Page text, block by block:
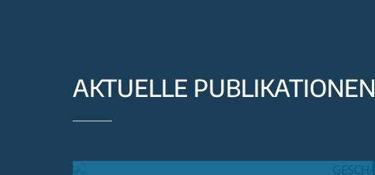
AKTUELLE PUBLIKATIONEN